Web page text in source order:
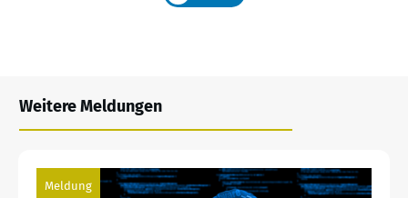
Weitere Meldungen
Meldung